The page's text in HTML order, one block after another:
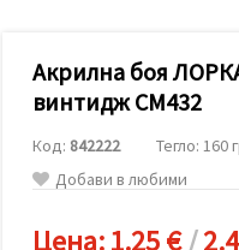
за анализ
маркетинг.
съгласиш
всички
Акрилна боя
винтидж CM432
Код: 842222 Тегло: 160
Добави в любими
Цена:1.25 €/